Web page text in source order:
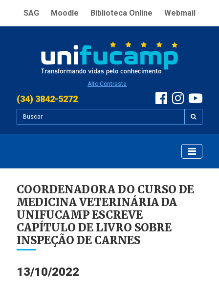
SAG Moodle Biblioteca Online Webmail
Alto Contraste
(34) 3842-5272
COORDENADORA DO CURSO DE
MEDICINA VETERINÁRIA DA
UNIFUCAMP ESCREVE
CAPÍTULO DE LIVRO SOBRE
INSPEÇÃO DE CARNES
13/10/2022